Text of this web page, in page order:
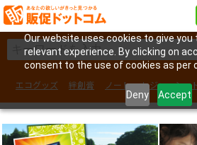
Our website uses cookies to give
relevant experience. By clicking on
consent to the use of cookies as per
Deny Accept
エコグッズ 絆創膏 ノート レジャーシー
フェイスシール